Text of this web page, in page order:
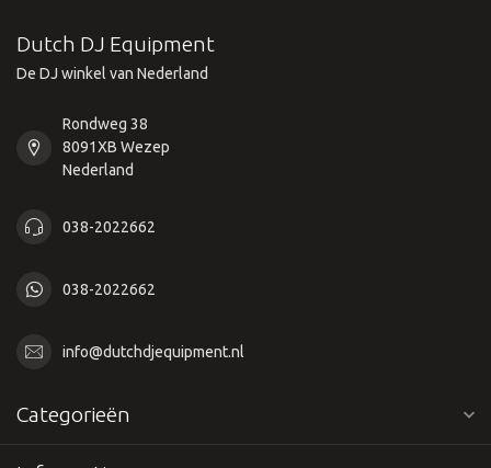
Dutch DJ Equipment
De DJ winkel van Nederland
Rondweg 38
8091XB Wezep
Nederland
038-2022662
038-2022662
info@dutchdjequipment.nl
Categorieën